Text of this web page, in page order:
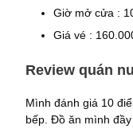
Giờ mở cửa :
Giá vé :
Review quán
Mình đánh giá 10
bếp. Đồ ăn mình